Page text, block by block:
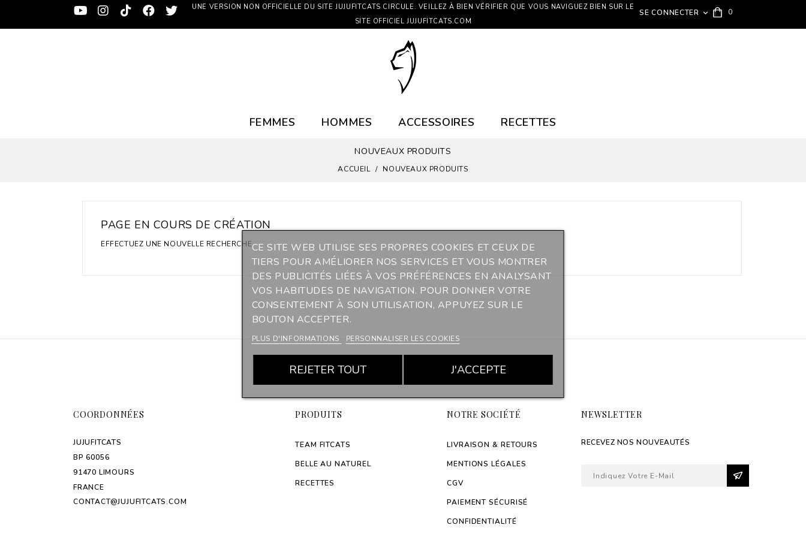
SE CONNECTER  0
UNE VERSION NON OFFICIELLE DU SITE JUJUFITCATS CIRCULE. VEILLEZ À BIEN VÉRIFIER QUE VOUS NAVIGUEZ BIEN SUR LE
SITE OFFICIEL JUJUFITCATS.COM
FEMMES HOMMES ACCESSOIRES RECETTES
NOUVEAUX PRODUITS
ACCUEIL NOUVEAUX PRODUITS
PAGE EN COURS DE CRÉATION
EFFECTUEZ UNE NOUVELLE RECHERCHE
COORDONNÉES
JUJUFITCATS
BP 60056
91470 LIMOURS
FRANCE
CONTACT@JUJUFITCATS.COM
PRODUITS
TEAM FITCATS
BELLE AU NATUREL
RECETTES
NOTRE SOCIÉTÉ
LIVRAISON & RETOURS
MENTIONS LÉGALES
CGV
PAIEMENT SÉCURISÉ
CONFIDENTIALITÉ
NEWSLETTER
RECEVEZ NOS NOUVEAUTÉS
CE SITE WEB UTILISE SES PROPRES COOKIES ET CEUX DE
TIERS POUR AMÉLIORER NOS SERVICES ET VOUS MONTRER
DES PUBLICITÉS LIÉES À VOS PRÉFÉRENCES EN ANALYSANT
VOS HABITUDES DE NAVIGATION. POUR DONNER VOTRE
CONSENTEMENT À SON UTILISATION, APPUYEZ SUR LE
BOUTON ACCEPTER.
PLUS D'INFORMATIONS PERSONNALISER LES COOKIES
REJETER TOUT J'ACCEPTE